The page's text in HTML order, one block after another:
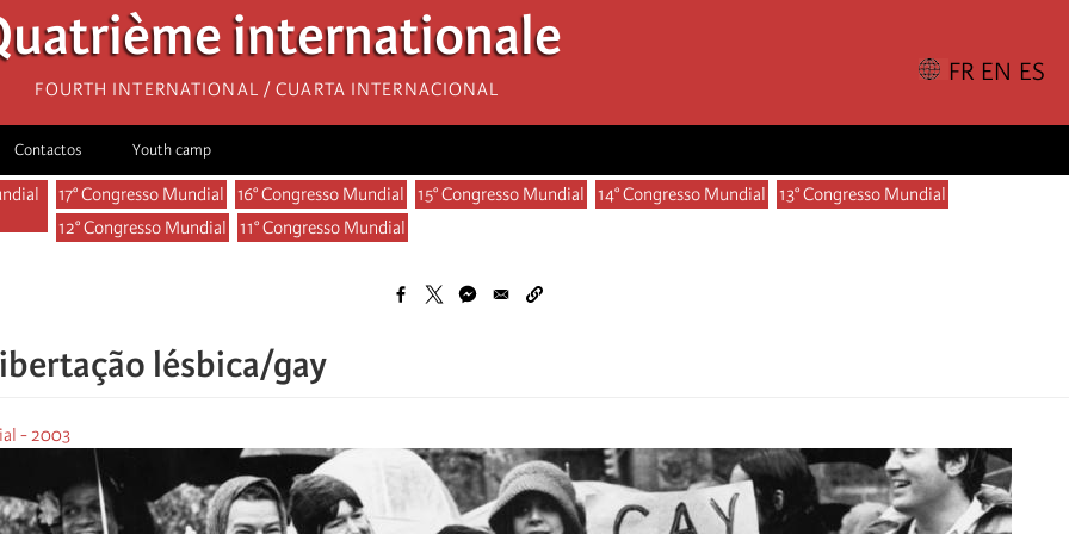
internationale
Fourth International / Cuarta Internacional
Contactos Youth camp
17° Congresso Mundial 16° Congresso Mundial 15° Congresso Mundial 14° Congresso Mundial
13° Congresso Mundial
12° Congresso Mundial
11° Congresso Mundial
lésbica/gay
- 2003